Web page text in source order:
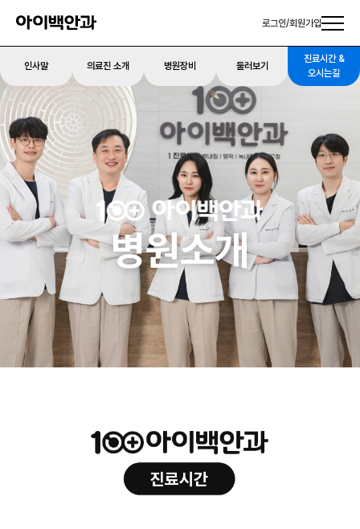
로그인/회원가입
병원소개
인사말 의료진 소개 병원장비 둘러보기
진료시간 &
오시는길